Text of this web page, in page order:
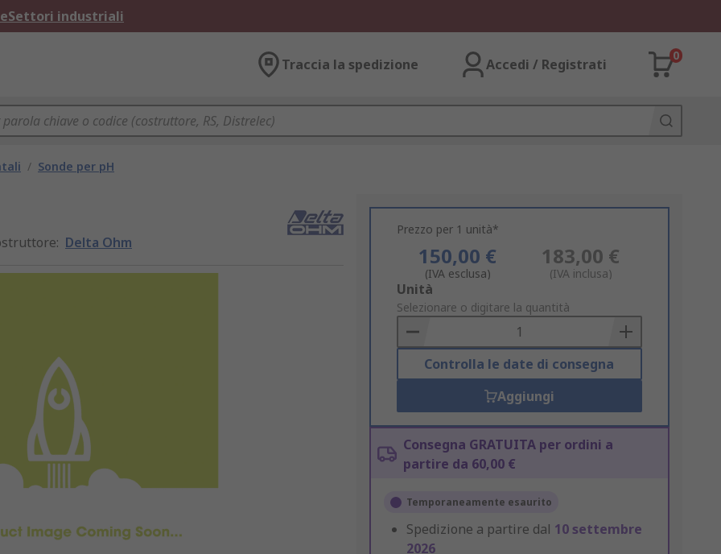
Settori industriali
Traccia la spedizione Accedi / Registrati
0
/ Sonde per pH
: Delta Ohm
Prezzo per 1 unità*
150,00 €
(IVA esclusa)
183,00 €
(IVA inclusa)
Add
to
Basket
Unità
Selezionare o digitare la quantità
Controlla le date di consegna
Aggiungi
Consegna GRATUITA per ordini a
partire da 60,00 €
Temporaneamente esaurito
Spedizione a partire dal 10 settembre
2026